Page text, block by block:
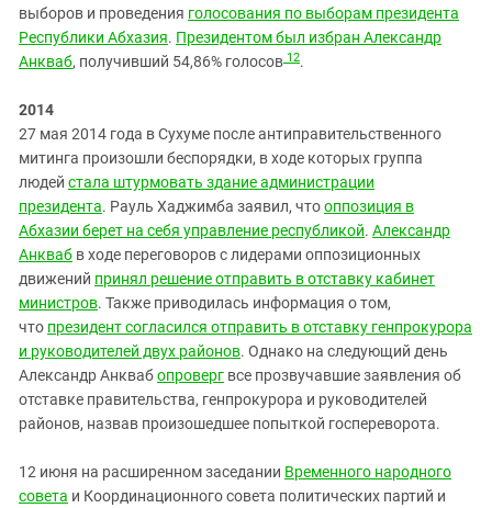
выборов и проведения голосования по выборам президента
Республики Абхазия. Президентом был избран Александр
Анкваб, получивший 54,86% голосов 12.
2014
27 мая 2014 года в Сухуме после антиправительственного
митинга произошли беспорядки, в ходе которых группа
людей стала штурмовать здание администрации
президента. Рауль Хаджимба заявил, чтооппозиция в
Абхазии берет на себя управление республикой. Александр
Анкваб в ходе переговоров с лидерами оппозиционных
движений принял решение отправить в отставку кабинет
министров. Также приводилась информация о том,
что президент согласился отправить в отставку генпрокурора
и руководителей двух районов. Однако на следующий день
Александр Анквабопроверг все прозвучавшие заявления об
отставке правительства, генпрокурора и руководителей
районов, назвав произошедшее попыткой госпереворота.
12 июня на расширенном заседании Временного народного
совета и Координационного совета политических партий и